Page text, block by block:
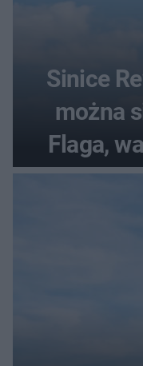
Sinice
można
Flaga,